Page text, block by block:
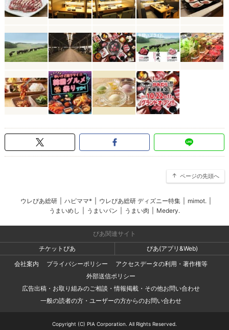
ページの先頭へ
ウレぴあ総研 ハピママ* ウレぴあ総研 ディズニー特集 mimot.
うまいめし
うまいパン うまい肉 Medery.
ぴあ関連サイト
チケットぴあ
ぴあ(アプリ&Web)
会社案内
プライバシーポリシー
アクセスデータの利用・著作権等
外部送信ポリシー
広告出稿・お取り組みのご相談・情報掲載・その他お問い合わせ
一般の読者の方・ユーザーの方からのお問い合わせ
Copyright (C) PIA Corporation. All Rights Reserved.